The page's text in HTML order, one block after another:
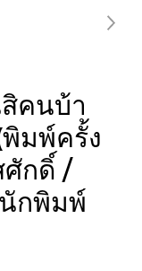
คนบ้า
มพ์ครั้ง
ศักดิ์ /
กพิมพ์